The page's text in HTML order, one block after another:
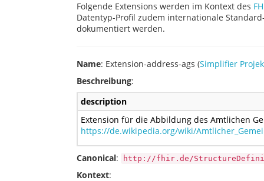
Folgende Extensions werden im Kontext des
Datentyp-Profil zudem internationale
dokumentiert werden.
Name: Extension-address-ags (Simplifier
Beschreibung:
description
Extension für die Abbildung des Amtlichen
https://de.wikipedia.org/wiki/
Canonical: http://fhir.de/
Kontext: